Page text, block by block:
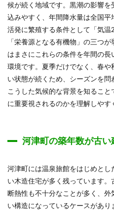
候が続く地域です。黒潮の影響
込みやすく、年間降水量は全国
活発に繁殖する条件として「気温
「栄養源となる有機物」の三つ
はまさにこれらの条件を年間の
環境です。夏季だけでなく、春
い状態が続くため、シーズンを問
こうした気候的な背景を知るこ
に重要視されるのかを理解しやす
河津町の築年数が古
河津町には温泉旅館をはじめと
い木造住宅が多く残っています
断熱性も不十分なことが多く、
い構造になっているケースがあ